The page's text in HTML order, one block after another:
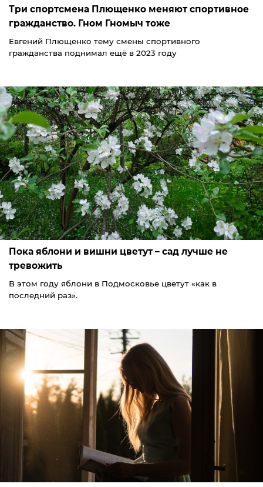
Три спортсмена Плющенко меняют спортивное
гражданство. Гном Гномыч тоже
Евгений Плющенко тему смены спортивного
гражданства поднимал ещё в 2023 году
Пока яблони и вишни цветут – сад лучше не
тревожить
В этом году яблони в Подмосковье цветут «как в
последний раз».